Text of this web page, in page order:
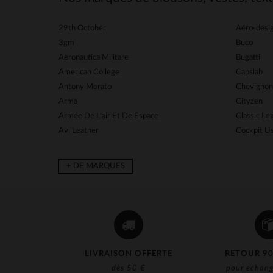
29th October
3gm
Aeronautica Militare
American College
Antony Morato
Arma
Armée De L'air Et De Espace
Avi Leather
Aéro-
Buco
Bugatti
Capslab
Chevignon
Cityzen
Classic
Cockpit
+ DE MARQUES
LIVRAISON OFFERTE
dès 50 €
RETOUR
pour